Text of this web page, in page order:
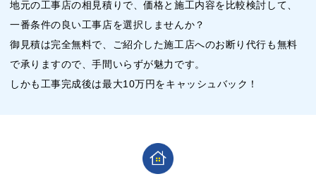
地元の工事店の相見積りで、価格と施工内容を比較検討して、
一番条件の良い工事店を選択しませんか？
御見積は完全無料で、ご紹介した施工店へのお断り代行も無料
で承りますので、手間いらずが魅力です。
しかも工事完成後は最大10万円をキャッシュバック！